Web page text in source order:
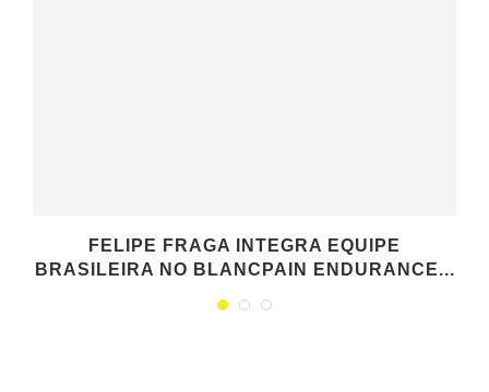
FELIPE FRAGA INTEGRA EQUIPE
BRASILEIRA NO BLANCPAIN ENDURANCE...